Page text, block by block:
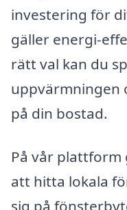
investering för
gäller energi-
rätt val kan du
uppvärmningen
på din bostad.
På vår
att hitta lokala